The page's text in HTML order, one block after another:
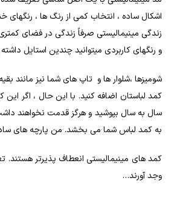
اشکال ساده ، انتخاب کمی از رنگ ها ،
زندگی مینیمالیستی صرفاً زندگی در فضای
و رنگهای کاربردی میتوانید چندین استایل
شومیزها ،شلوار ها و تاپ های شما نیز مانند
کمد لباستان اضافه کنید. با این حال ، اگر
سال به سال بپوشید و هرگز قدمت نخواهند
به کمد لباس شما می بخشد. من پارچه های ساده
وجد آورند…